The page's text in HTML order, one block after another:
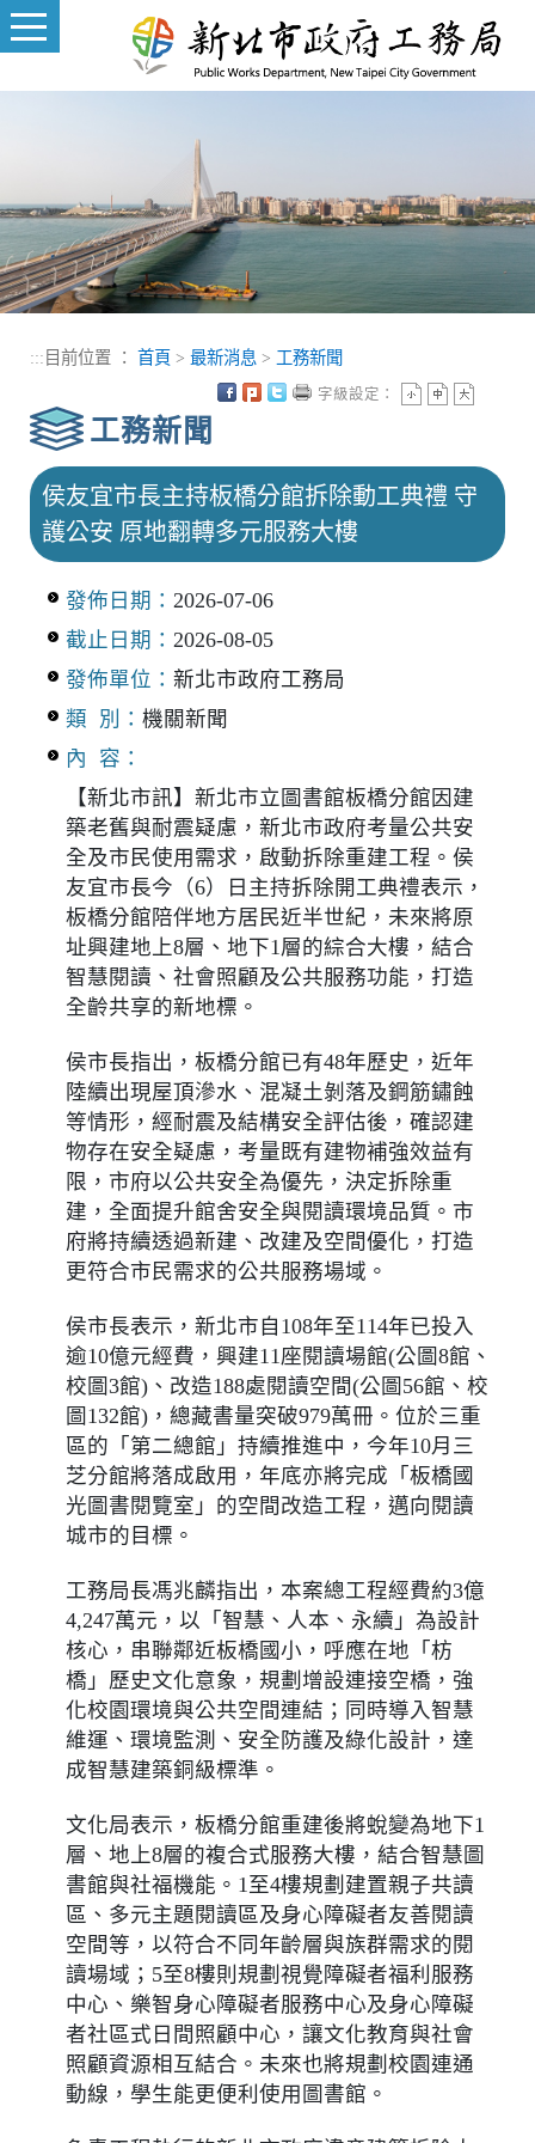
進入內容區塊
::: 目前位置 ： 首頁 > 最新消息 > 工務新聞
工務新聞
字級設定：
侯友宜市長主持板橋分館拆除動工典禮 守
護公安 原地翻轉多元服務大樓
發佈日期： 2026-07-06
截止日期： 2026-08-05
發佈單位： 新北市政府工務局
類 別： 機關新聞
內 容：
【新北市訊】新北市立圖書館板橋分館因建
築老舊與耐震疑慮，新北市政府考量公共安
全及市民使用需求，啟動拆除重建工程。侯
友宜市長今（6）日主持拆除開工典禮表示，
板橋分館陪伴地方居民近半世紀，未來將原
址興建地上8層、地下1層的綜合大樓，結合
智慧閱讀、社會照顧及公共服務功能，打造
全齡共享的新地標。
侯市長指出，板橋分館已有48年歷史，近年
陸續出現屋頂滲水、混凝土剝落及鋼筋鏽蝕
等情形，經耐震及結構安全評估後，確認建
物存在安全疑慮，考量既有建物補強效益有
限，市府以公共安全為優先，決定拆除重
建，全面提升館舍安全與閱讀環境品質。市
府將持續透過新建、改建及空間優化，打造
更符合市民需求的公共服務場域。
侯市長表示，新北市自108年至114年已投入
逾10億元經費，興建11座閱讀場館(公圖8館、
校圖3館)、改造188處閱讀空間(公圖56館、校
圖132館)，總藏書量突破979萬冊。位於三重
區的「第二總館」持續推進中，今年10月三
芝分館將落成啟用，年底亦將完成「板橋國
光圖書閱覽室」的空間改造工程，邁向閱讀
城市的目標。
工務局長馮兆麟指出，本案總工程經費約3億
4,247萬元，以「智慧、人本、永續」為設計
核心，串聯鄰近板橋國小，呼應在地「枋
橋」歷史文化意象，規劃增設連接空橋，強
化校園環境與公共空間連結；同時導入智慧
維運、環境監測、安全防護及綠化設計，達
成智慧建築銅級標準。
文化局表示，板橋分館重建後將蛻變為地下1
層、地上8層的複合式服務大樓，結合智慧圖
書館與社福機能。1至4樓規劃建置親子共讀
區、多元主題閱讀區及身心障礙者友善閱讀
空間等，以符合不同年齡層與族群需求的閱
讀場域；5至8樓則規劃視覺障礙者福利服務
中心、樂智身心障礙者服務中心及身心障礙
者社區式日間照顧中心，讓文化教育與社會
照顧資源相互結合。未來也將規劃校園連通
動線，學生能更便利使用圖書館。